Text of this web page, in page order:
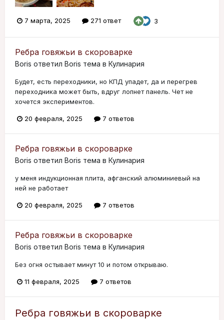
7 марта, 2025 271 ответ 3
Ребра говяжьи в скороварке
Boris ответил Boris тема в Кулинария
Будет, есть переходники, но КПД упадет, да и перегрев
переходника может быть, вдруг лопнет панель. Чет не
хочется экспериментов.
20 февраля, 2025 7 ответов
Ребра говяжьи в скороварке
Boris ответил Boris тема в Кулинария
у меня индукционная плита, афганский алюминиевый на
ней не работает
20 февраля, 2025 7 ответов
Ребра говяжьи в скороварке
Boris ответил Boris тема в Кулинария
Без огня остывает минут 10 и потом открываю.
11 февраля, 2025 7 ответов
Ребра говяжьи в скороварке